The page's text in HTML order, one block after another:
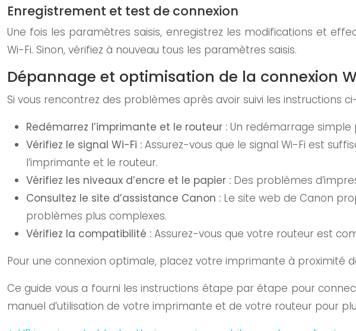
Enregistrement et test de connexion
Une fois les paramètres saisis, enregistrez les modifications et
Wi-Fi. Sinon, vérifiez à nouveau tous les paramètres saisis.
Dépannage et optimisation de la connexion
Si vous rencontrez des problèmes après avoir suivi les instructions
Redémarrez l’imprimante et le routeur : Un redémarrage
Vérifiez le signal Wi-Fi : Assurez-vous que le signal Wi-Fi est
l’imprimante et le routeur.
Vérifiez les niveaux d’encre et le papier : Des problèmes
Consultez le site d’assistance Canon : Le site web de Canon
problèmes plus complexes.
Vérifiez la compatibilité : Assurez-vous que votre routeur est
Pour une connexion optimale, placez votre imprimante à proximité
Ce guide vous a fourni les instructions étape par étape pour
manuel d’utilisation de votre imprimante et de votre routeur pour